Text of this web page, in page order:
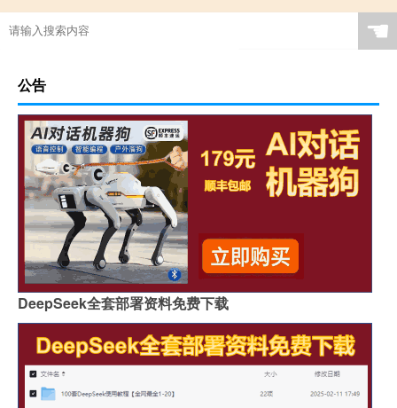
☚
公告
DeepSeek全套部署资料免费下载